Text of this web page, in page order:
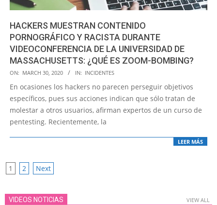
HACKERS MUESTRAN CONTENIDO
PORNOGRÁFICO Y RACISTA DURANTE
VIDEOCONFERENCIA DE LA UNIVERSIDAD DE
MASSACHUSETTS: ¿QUÉ ES ZOOM-BOMBING?
2020-
03-
30
ON: MARCH 30, 2020 IN: INCIDENTES
En ocasiones los hackers no parecen perseguir objetivos
específicos, pues sus acciones indican que sólo tratan de
molestar a otros usuarios, afirman expertos de un curso de
pentesting. Recientemente, la
LEER MÁS
POSTS
1 2 Next
VIDEOS NOTICIAS VIEW ALL